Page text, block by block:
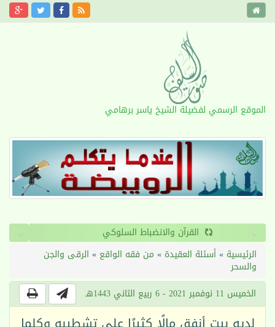
الموقع الرسمي لفضيلة الشيخ ياسر برهامي
القرآن والانضباط السلوكي ‹
›
الرئيسية »أسئلة العقيدة » من فقه الواقع » الرقى والجن
والسحر
الخميس 11 نوفمبر 2021 - 6 ربيع الثاني 1443هـ